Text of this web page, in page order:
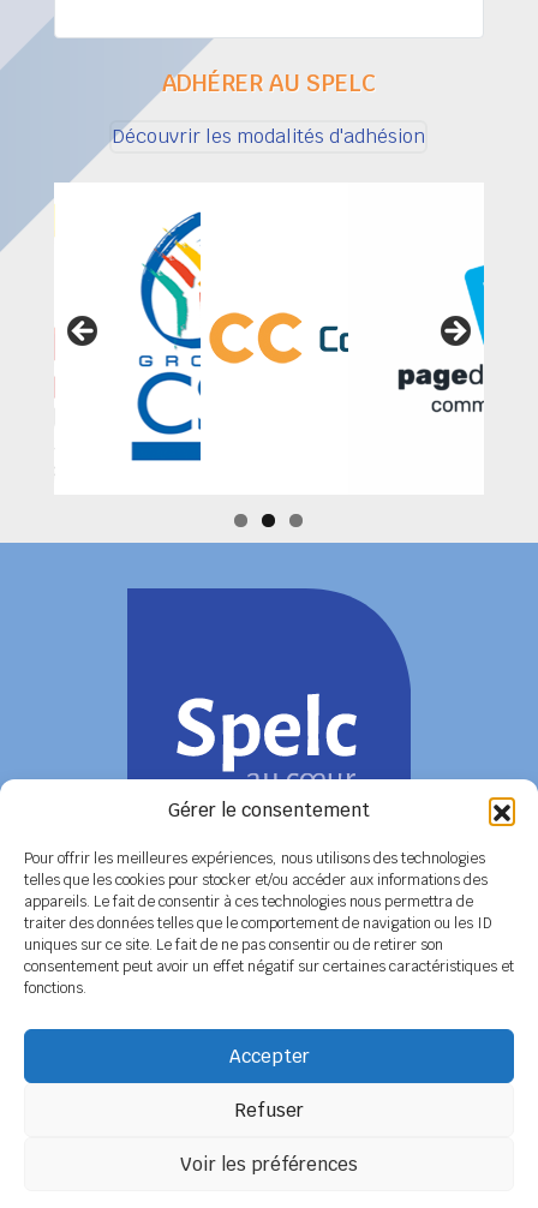
Gérer le consentement
Pour offrir les meilleures expériences, nous utilisons des technologies
telles que les cookies pour stocker et/ou accéder aux informations des
appareils. Le fait de consentir à ces technologies nous permettra de
traiter des données telles que le comportement de navigation ou les ID
uniques sur ce site. Le fait de ne pas consentir ou de retirer son
consentement peut avoir un effet négatif sur certaines caractéristiques et
fonctions.
Accepter
Refuser
Voir les préférences
ADHÉRER AU SPELC
Découvrir les modalités d'adhésion
COORDONNÉES
Siège social6 rue de Tolbiac - 37100 TOURS
Tél. 02 47 51 89 78 / 06 08 86 79 50
SecrétariatBP 14 - 79800 LA MOTHE SAINT HERAY
Tél. 05 49 04 91 45 / 06 14 12 56 26
secretariat@spelc-centre-poitou-charentes.fr
Adhérer au SPELC Facebook